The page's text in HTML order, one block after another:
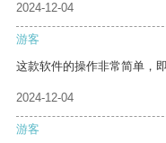
2024-12-04
游客
这款软件的操作非常简单，
2024-12-04
游客